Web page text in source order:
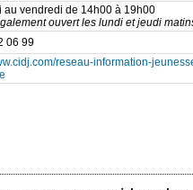
au vendredi de 14h00 à 19h00
ouvert les lundi et jeudi
06 99
reseau-information-